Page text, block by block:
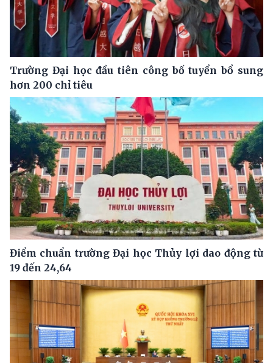
Trường Đại học đầu tiên công bố tuyển bổ sung
hơn 200 chỉ tiêu
Điểm chuẩn trường Đại học Thủy lợi dao động từ
19 đến 24,64